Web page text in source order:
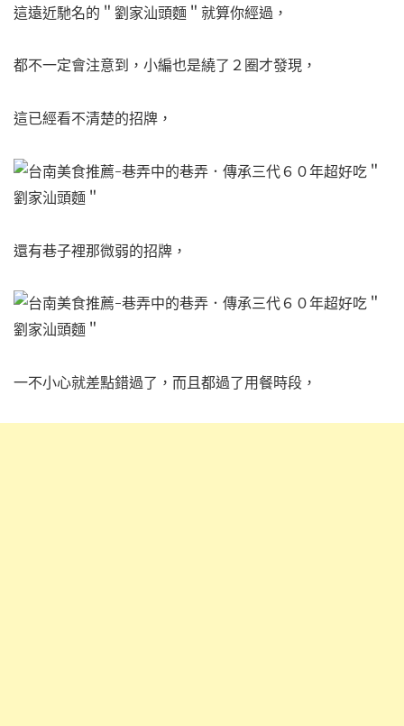
這遠近馳名的＂劉家汕頭麵＂就算你經過，
都不一定會注意到， 小編也是繞了２圈才發現，
這已經看不清楚的招牌，
還有巷子裡那微弱的招牌，
一不小心就差點錯過了， 而且都過了用餐時段，